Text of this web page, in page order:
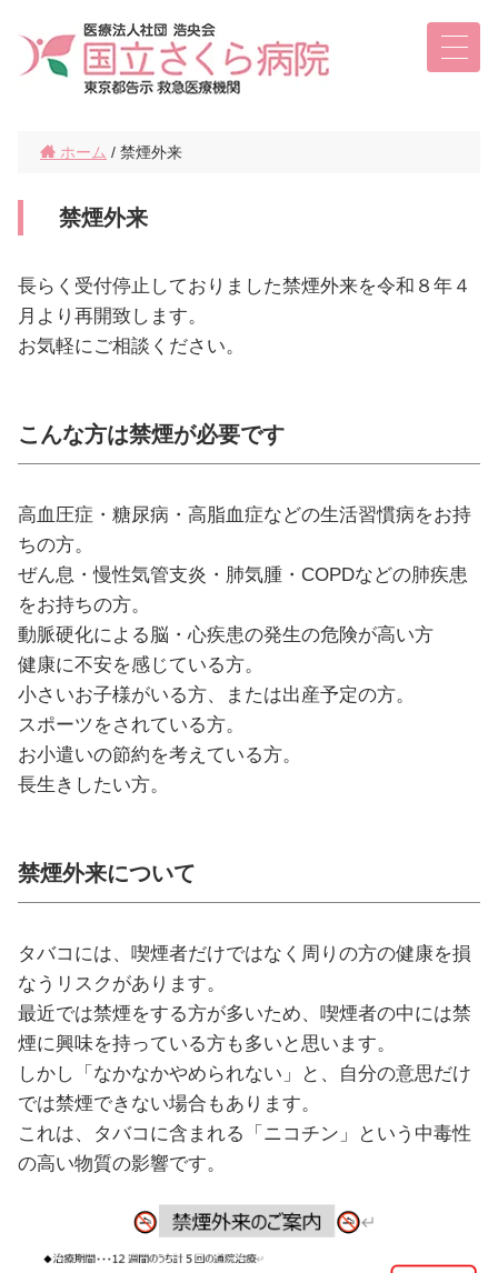
ホーム / 禁煙外来
禁煙外来
長らく受付停止しておりました禁煙外来を令和８年４
月より再開致します。
お気軽にご相談ください。
こんな方は禁煙が必要です
高血圧症・糖尿病・高脂血症などの生活習慣病をお持
ちの方。
ぜん息・慢性気管支炎・肺気腫・COPDなどの肺疾患
をお持ちの方。
動脈硬化による脳・心疾患の発生の危険が高い方
健康に不安を感じている方。
小さいお子様がいる方、または出産予定の方。
スポーツをされている方。
お小遣いの節約を考えている方。
長生きしたい方。
禁煙外来について
タバコには、喫煙者だけではなく周りの方の健康を損
なうリスクがあります。
最近では禁煙をする方が多いため、喫煙者の中には禁
煙に興味を持っている方も多いと思います。
しかし「なかなかやめられない」と、自分の意思だけ
では禁煙できない場合もあります。
これは、タバコに含まれる「ニコチン」という中毒性
の高い物質の影響です。